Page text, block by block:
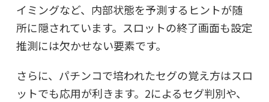
イミングなど、内部状態を予測するヒントが随
所に隠されています。スロットの終了画面も設定
推測には欠かせない要素です。
さらに、パチンコで培われたセグの覚え方はスロ
ットでも応用が利きます。2によるセグ判別や、